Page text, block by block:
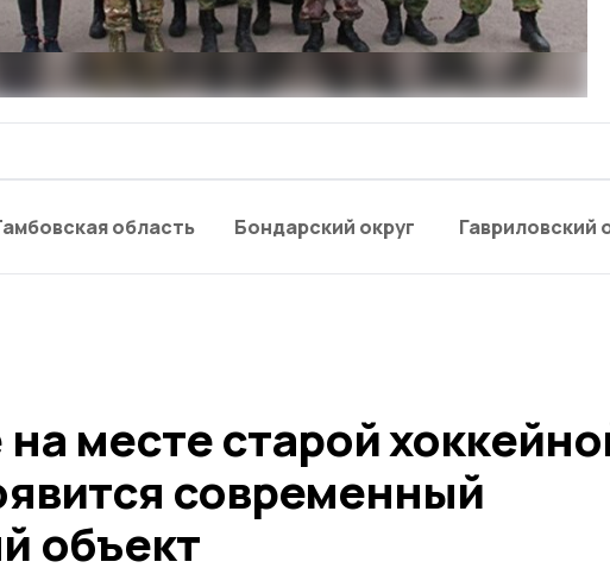
область Бондарский округ Гавриловский
на месте старой
современный
объект